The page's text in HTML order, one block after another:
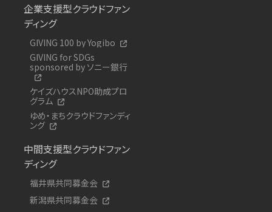
企業支援型クラウドファン
ディング
GIVING 100 by Yogibo
GIVING for SDGs
sponsored by ソニー銀行
ケイズハウスNPO助成プロ
グラム
ゆめ・まちクラウドファンディ
ング
中間支援型クラウドファン
ディング
福井県共同募金会
新潟県共同募金会